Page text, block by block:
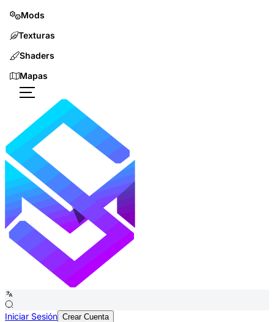
Mods
Texturas
Shaders
Mapas
Iniciar Sesión Crear Cuenta